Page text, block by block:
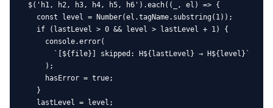
  $('h1, h2, h3, h4, h5, h6').each((_, el) => {
    const level = Number(el.tagName.substring(1));
    if (lastLevel > 0 && level > lastLevel + 1) {
      console.error(
        `[${file}] skipped: H${lastLevel} → H${level}`
      );
      hasError = true;
    }
    lastLevel = level;